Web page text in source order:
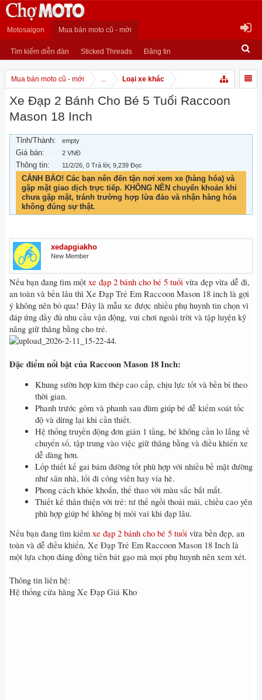
Motosaigon Mua bán moto cũ - mới
Tìm kiếm diễn đàn Sticked Threads Đăng tin
Mua bán moto cũ - mới ... Loại xe khác
Xe Đạp 2 Bánh Cho Bé 5 Tuổi Raccoon
Mason 18 Inch
Tỉnh/Thành: empty
Giá bán: 2 VNĐ
Thông tin: 11/2/26 , 0 Trả lời, 9,239 Đọc
CẢNH BÁO! Các bạn nên đến tận nơi xem xe (hàng hóa) và
gặp mặt giao dịch trực tiếp. KHÔNG NÊN chuyển khoản khi
chưa gặp mặt, tránh trường hợp lừa đảo và nhận hàng hóa
không đúng sự thật.
xedapgiakho
New Member
Nếu bạn đang tìm một xe đạp 2 bánh cho bé 5 tuổi vừa đẹp vừa dễ đi,
an toàn và bền lâu thì Xe Đạp Trẻ Em Raccoon Mason 18 inch là gợi
ý không nên bỏ qua! Đây là mẫu xe được nhiều phụ huynh tin chọn vì
đáp ứng đầy đủ nhu cầu vận động, vui chơi ngoài trời và tập luyện kỹ
năng giữ thăng bằng cho trẻ.
Đặc điểm nổi bật của Raccoon Mason 18 Inch:
Khung sườn hợp kim thép cao cấp, chịu lực tốt và bền bỉ theo
thời gian.
Phanh trước gôm và phanh sau đùm giúp bé dễ kiểm soát tốc
độ và dừng lại khi cần thiết.
Hệ thống truyền động đơn giản 1 tầng, bé không cần lo lắng về
chuyển số, tập trung vào việc giữ thăng bằng và điều khiển xe
dễ dàng hơn.
Lốp thiết kế gai bám đường tốt phù hợp với nhiều bề mặt đường
như sân nhà, lối đi công viên hay vỉa hè.
Phong cách khỏe khoắn, thể thao với màu sắc bắt mắt.
Thiết kế thân thiện với trẻ: tư thế ngồi thoải mái, chiều cao yên
phù hợp giúp bé không bị mỏi vai khi đạp lâu.
Nếu bạn đang tìm kiếm xe đạp 2 bánh cho bé 5 tuổi vừa bền đẹp, an
toàn và dễ điều khiển, Xe Đạp Trẻ Em Raccoon Mason 18 Inch là
một lựa chọn đáng đồng tiền bát gạo mà mọi phụ huynh nên xem xét.
Thông tin liên hệ:
Hệ thống cửa hàng Xe Đạp Giá Kho